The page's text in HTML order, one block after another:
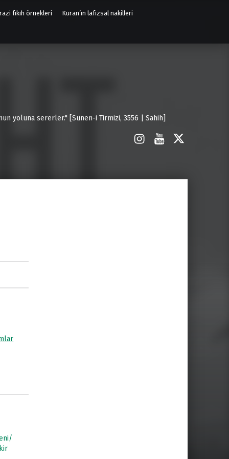
fıkıh örnekleri Kuran’ın lafızsal nakilleri
yoluna sererler." [Sünen-i Tirmizi, 3556 | Sahih]
İnstagram
Youtube